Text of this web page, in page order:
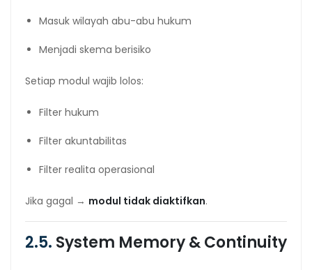
Masuk wilayah abu-abu hukum
Menjadi skema berisiko
Setiap modul wajib lolos:
Filter hukum
Filter akuntabilitas
Filter realita operasional
Jika gagal → modul tidak diaktifkan.
2.5. System Memory & Continuity